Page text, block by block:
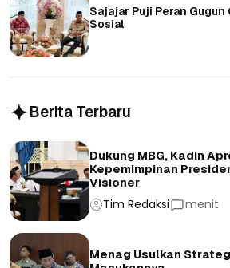
Sajajar Puji Peran Gugun
Sosial
Berita Terbaru
Dukung MBG, Kadin
Kepemimpinan
Visioner
Tim Redaksi menit
Menag Usulkan